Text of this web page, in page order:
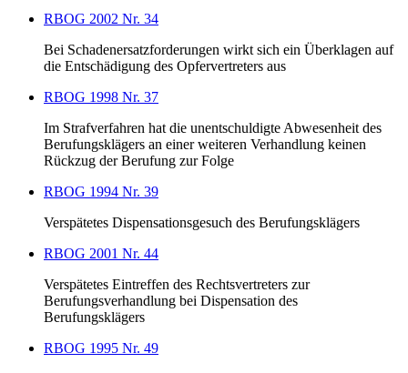
RBOG 2002 Nr. 34
Bei Schadenersatzforderungen wirkt sich ein Überklagen auf
die Entschädigung des Opfervertreters aus
RBOG 1998 Nr. 37
Im Strafverfahren hat die unentschuldigte Abwesenheit des
Berufungsklägers an einer weiteren Verhandlung keinen
Rückzug der Berufung zur Folge
RBOG 1994 Nr. 39
Verspätetes Dispensationsgesuch des Berufungsklägers
RBOG 2001 Nr. 44
Verspätetes Eintreffen des Rechtsvertreters zur
Berufungsverhandlung bei Dispensation des
Berufungsklägers
RBOG 1995 Nr. 49